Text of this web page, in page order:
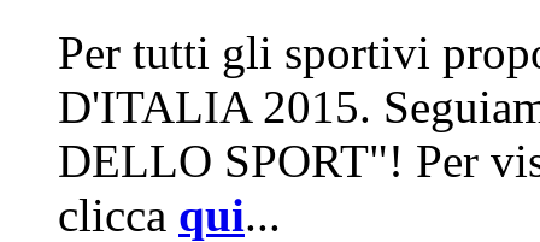
Per tutti gli sportivi
D'ITALIA 2015.
DELLO SPORT"! Per
clicca qui...